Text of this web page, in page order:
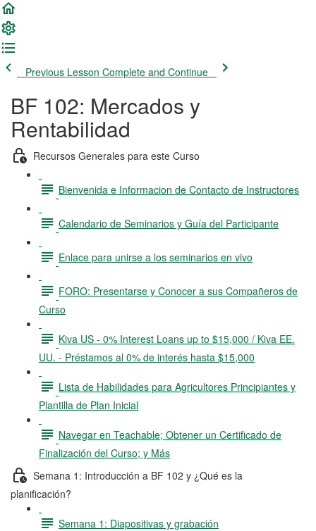
Previous Lesson Complete and Continue
BF 102: Mercados y
Rentabilidad
Recursos Generales para este Curso
Bienvenida e Informacion de Contacto de Instructores
Calendario de Seminarios y Guía del Participante
Enlace para unirse a los seminarios en vivo
FORO: Presentarse y Conocer a sus Compañeros de
Curso
Kiva US - 0% Interest Loans up to $15,000 / Kiva EE.
UU. - Préstamos al 0% de interés hasta $15,000
Lista de Habilidades para Agricultores Principiantes y
Plantilla de Plan Inicial
Navegar en Teachable; Obtener un Certificado de
Finalización del Curso; y Más
Semana 1: Introducción a BF 102 y ¿Qué es la
planificación?
Semana 1: Diapositivas y grabación